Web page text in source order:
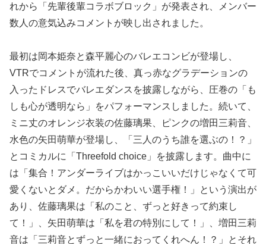
れから「先輩後輩コラボブロック」が発表され、メンバー
数人の意気込みコメントが映し出されました。
最初は岡本姫奈と森平麗心のバレエコンビが登場し、
VTRでコメントが流れた後、真っ赤なグラデーションの
入ったドレスでバレエダンスを披露しながら、圧巻の「も
しも心が透明なら」をパフォーマンスしました。続いて、
ミニ丈のオレンジ衣装の佐藤璃果、ピンクの増田三莉音、
水色の矢田萌華が登場し、「三人のうち誰を選ぶの！？」
とコミカルに「Threefold choice」を披露します。曲中に
は「集合！アンダーライブはかっこいいだけじゃなくて可
愛くないとダメ。だからかわいい選手権！」という演出が
あり、佐藤璃果は「私のこと、ずっと好きって約束し
て！」、矢田萌華は「私を君の特別にして！」、増田三莉
音は「三莉音とずっと一緒におってくれへん！？」とそれ